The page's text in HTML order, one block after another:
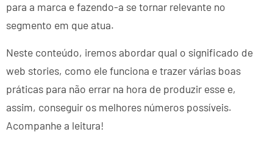
para a marca e fazendo-a se tornar relevante no
segmento em que atua.
Neste conteúdo, iremos abordar qual o significado de
web stories, como ele funciona e trazer várias boas
práticas para não errar na hora de produzir esse e,
assim, conseguir os melhores números possíveis.
Acompanhe a leitura!